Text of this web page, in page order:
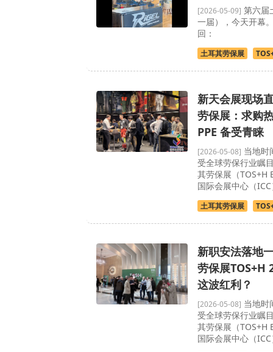
[2026-05-09] 第六届
一届），今天开幕
回：
土耳其劳保展
新天会展现场
劳保展：求购
PPE 备受青睐
[2026-05-08] 当地时
受全球劳保行业瞩
其劳保展（TOS+H
国际会展中心（
土耳其劳保展
新职安法落地
劳保展TOS+H
这波红利？
[2026-05-08] 当地时
受全球劳保行业瞩
其劳保展（TOS+H
国际会展中心（